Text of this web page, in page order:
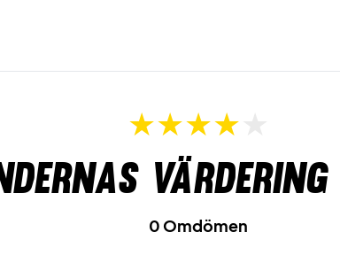
värdering
0 Omdömen